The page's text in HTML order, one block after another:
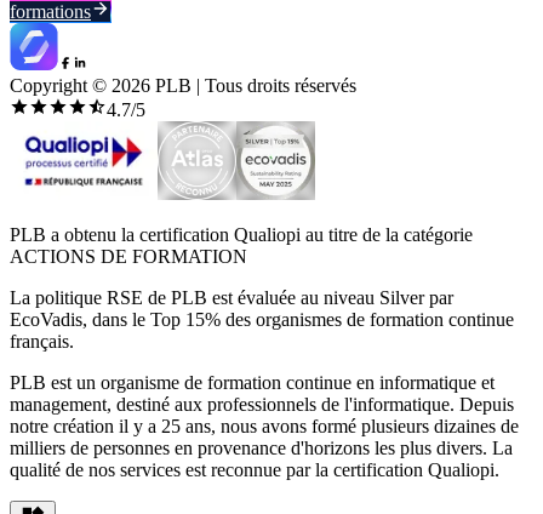
formations
Copyright © 2026 PLB | Tous droits réservés
4.7/5
PLB a obtenu la certification Qualiopi au titre de la catégorie
ACTIONS DE FORMATION
La politique RSE de PLB est évaluée au niveau Silver par
EcoVadis, dans le Top 15% des organismes de formation continue
français.
PLB est un organisme de formation continue en informatique et
management, destiné aux professionnels de l'informatique. Depuis
notre création il y a 25 ans, nous avons formé plusieurs dizaines de
milliers de personnes en provenance d'horizons les plus divers. La
qualité de nos services est reconnue par la certification Qualiopi.